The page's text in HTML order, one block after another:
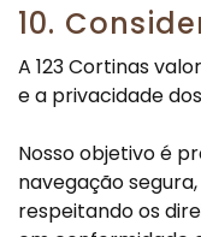
10.
A 123 Cortinas
e a privacidade
Nosso objetivo é
navegação
respeitando os